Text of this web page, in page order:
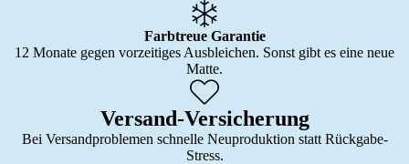
Farbtreue Garantie
12 Monate gegen vorzeitiges Ausbleichen. Sonst gibt es eine neue
Matte.
Versand-Versicherung
Bei Versandproblemen schnelle Neuproduktion statt Rückgabe-
Stress.